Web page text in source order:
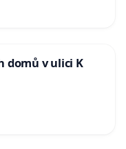
domů v ulici K